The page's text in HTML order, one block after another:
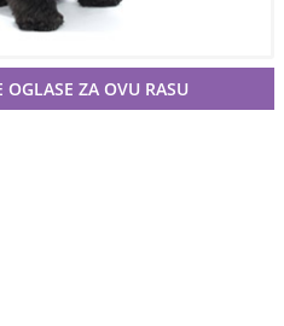
OGLASE ZA OVU RASU